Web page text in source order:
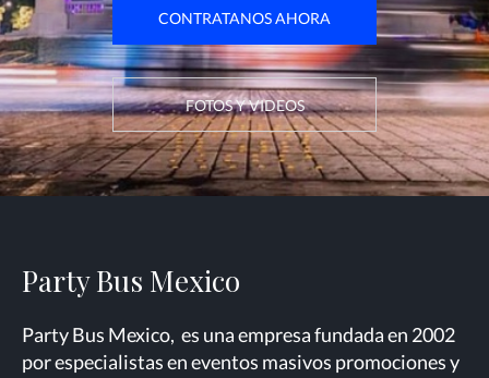
CONTRATANOS AHORA
FOTOS Y VIDEOS
Party Bus Mexico
Party Bus Mexico, es una empresa fundada en 2002
por especialistas en eventos masivos promociones y